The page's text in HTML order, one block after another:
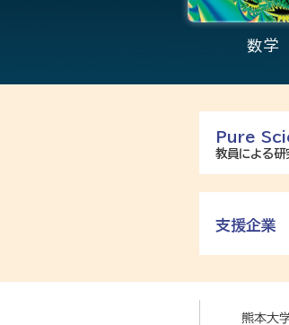
数学
Pure
教員による研
支援企業